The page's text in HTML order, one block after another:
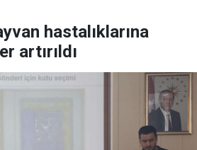
hastalıklarına
artırıldı